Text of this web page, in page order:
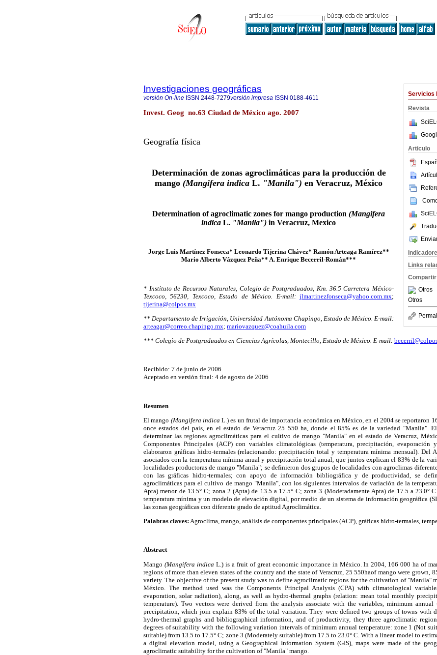
Servicios
Revista
Articulo
Links
Compartir
Otros
Otros
Investigaciones geográficas
versión On-line ISSN 2448-7279versión impresa ISSN 0188-4611
Invest. Geog no.63 Ciudad de México ago. 2007
Geografía física
Determinación de zonas agroclimáticas para la producción de
mango (Mangifera indica L. "Manila") en Veracruz, México
Determination of agroclimatic zones for mango production (Mangifera
indica L. "Manila") in Veracruz, Mexico
Jorge Luis Martínez Fonseca* Leonardo Tijerina Chávez* Ramón Arteaga Ramírez**
Mario Alberto Vázquez Peña** A. Enrique Becerril-Román***
* Instituto de Recursos Naturales, Colegio de Postgraduados, Km. 36.5 Carretera México-
Texcoco, 56230, Texcoco, Estado de México. E-mail:jlmartinezfonseca@yahoo.com.mx;
tijerina@colpos.mx
** Departamento de Irrigación, Universidad Autónoma Chapingo, Estado de México. E-mail:
arteagar@correo.chapingo.mx; mariovazquez@coahuila.com
*** Colegio de Postgraduados en Ciencias Agrícolas, Montecillo, Estado de México. E-mail:
Recibido: 7 de junio de 2006
Aceptado en versión final: 4 de agosto de 2006
Resumen
El mango (Mangifera indica L.) es un frutal de importancia económica en México, en el 2004 se reportaron
once estados del país, en el estado de Veracruz 25 550 ha, donde el 85% es de la variedad "Manila".
determinar las regiones agroclimáticas para el cultivo de mango "Manila" en el estado de Veracruz,
Componentes Principales (ACP) con variables climatológicas (temperatura, precipitación, evaporación
elaboraron gráficas hidro-termales (relacionando: precipitación total y temperatura mínima mensual). Del
asociados con la temperatura mínima anual y precipitación total anual, que juntos explican el 83% de la
localidades productoras de mango "Manila"; se definieron dos grupos de localidades con agroclimas
con las gráficas hidro-termales; con apoyo de información bibliográfica y de productividad, se
agroclimáticas para el cultivo de mango "Manila", con los siguientes intervalos de variación de la
Apta) menor de 13.5° C; zona 2 (Apta) de 13.5 a 17.5° C; zona 3 (Moderadamente Apta) de 17.5 a 23.0°
temperatura mínima y un modelo de elevación digital, por medio de un sistema de información geográfica
las zonas geográficas con diferente grado de aptitud Agroclimática.
Palabras claves: Agroclima, mango, análisis de componentes principales (ACP), gráficas hidro-termales,
Abstract
Mango (Mangifera indica L.) is a fruit of great economic importance in México. In 2004, 166 000 ha of
regions of more than eleven states of the country and the state of Veracruz, 25 550haof mango were grown,
variety. The objective of the present study was to define agroclimatic regions for the cultivation of "Manila"
México. The method used was the Components Principal Analysis (CPA) with climatological
evaporation, solar radiation), along, as well as hydro-thermal graphs (relation: mean total monthly
temperature). Two vectors were derived from the analysis associate with the variables, minimum annual
precipitation, which join explain 83% of the total variation. They were defined two groups of towns with
hydro-thermal graphs and bibliographical information, and of productivity, they three agroclimatic
degrees of suitability with the following variation intervals of minimum annual temperature: zone 1 (Not
suitable) from 13.5 to 17.5° C; zone 3 (Moderately suitable) from 17.5 to 23.0° C. With a linear model to
a digital elevation model, using a Geographical Information System (GIS), maps were made of the
agroclimatic suitability for the cultivation of "Manila" mango.